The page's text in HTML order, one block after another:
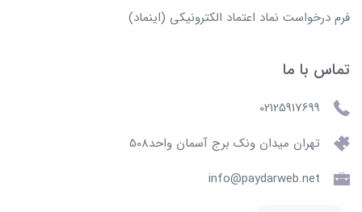
فرم درخواست نماد اعتماد الکترونیکی (اینماد)
تماس با ما
02125917699
تهران میدان ونک برج آسمان واحد508
info@paydarweb.net